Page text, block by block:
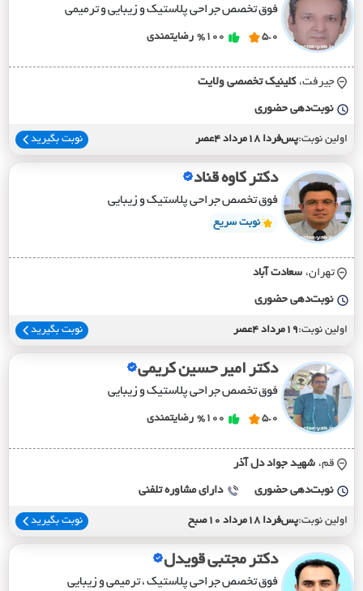
فوق تخصص جراحی پلاستیک و زیبایی و ترمیمی
5.0
%100 رضایتمندی
جیرفت، کلينيک تخصصي ولايت
نوبت‌دهی حضوری
اولین نوبت:پس‌فردا 18مرداد 4عصر نوبت بگیرید
دکتر کاوه قناد
فوق تخصص جراحی پلاستیک و زیبایی
نوبت سریع
تهران، سعادت آباد
نوبت‌دهی حضوری
اولین نوبت:19مرداد 4عصر نوبت بگیرید
دکتر امیر حسین کریمی
فوق تخصص جراحی پلاستیک و زیبایی
5.0
%100 رضایتمندی
قم، شهيد جواد دل آذر
نوبت‌دهی حضوری دارای مشاوره تلفنی
اولین نوبت:پس‌فردا 18مرداد 10صبح نوبت بگیرید
دکتر مجتبی قویدل
فوق تخصص جراحی پلاستیک ، ترمیمی و زیبایی